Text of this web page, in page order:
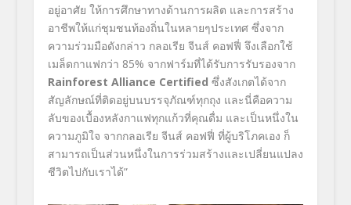
อยู่อาศัย ให้การศึกษาทางด้านการผลิต และการสร้าง
อาชีพให้แก่ชุมชนท้องถิ่นในหลายๆประเทศ ซึ่งจาก
ความร่วมมือดังกล่าว กลอเรีย จีนส์ คอฟฟี่ จึงเลือกใช้
เมล็ดกาแฟกว่า 85% จากฟาร์มที่ได้รับการรับรองจาก
Rainforest Alliance Certified ซึ่งสังเกตได้จาก
สัญลักษณ์ที่ติดอยู่บนบรรจุภัณฑ์ทุกถุง และนี่คือความ
ลับของเบื้องหลังกาแฟทุกแก้วที่คุณดื่ม และเป็นหนึ่งใน
ความภูมิใจ จากกลอเรีย จีนส์ คอฟฟี่ ที่ผู้บริโภคเอง ก็
สามารถเป็นส่วนหนึ่งในการร่วมสร้างและเปลี่ยนแปลง
ชีวิตไปกับเราได้”